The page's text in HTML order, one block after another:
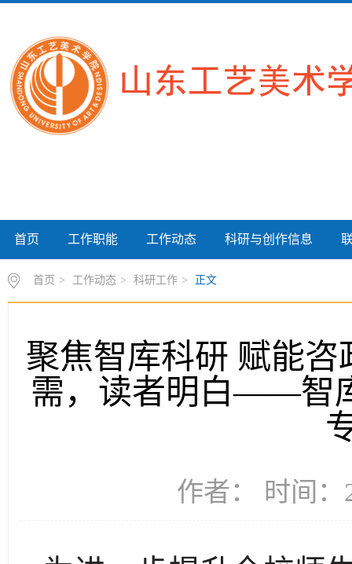
首页 工作职能 工作动态 科研与创作信息
首页 > 工作动态 > 科研工作 > 正文
聚焦智库科研 赋能
需，读者明白——智
作者： 时间：